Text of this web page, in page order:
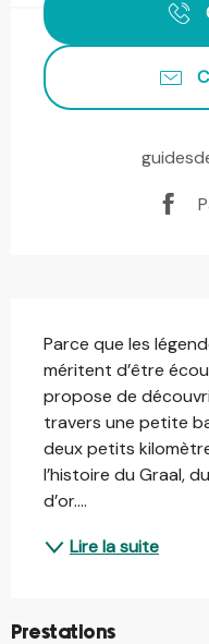
Parce que les
méritent d’être
propose de
travers une petite
deux petits
l’histoire du Graal,
d’or....
Lire la suite
Prestations